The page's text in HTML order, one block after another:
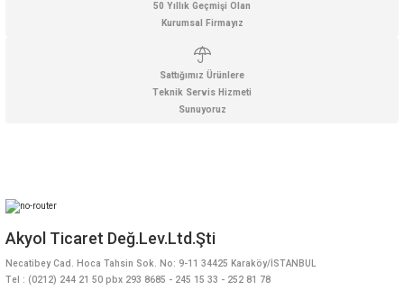
50 Yıllık Geçmişi Olan
Kurumsal Firmayız
Sattığımız Ürünlere
Teknik Servis Hizmeti
Sunuyoruz
Akyol Ticaret Değ.Lev.Ltd.Şti
Necatibey Cad. Hoca Tahsin Sok. No: 9-11 34425 Karaköy/İSTANBUL
Tel : (0212) 244 21 50 pbx 293 8685 - 245 15 33 - 252 81 78